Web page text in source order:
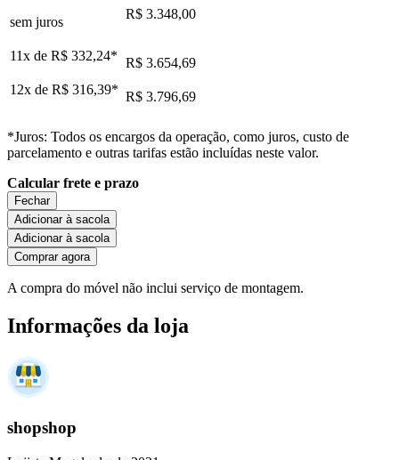
sem juros
R$ 3.348,00
11x de R$ 332,24* R$ 3.654,69
12x de R$ 316,39* R$ 3.796,69
*Juros: Todos os encargos da operação, como juros, custo de
parcelamento e outras tarifas estão incluídas neste valor.
Calcular frete e prazo
Fechar
Adicionar à sacola
Adicionar à sacola
Comprar agora
A compra do móvel não inclui serviço de montagem.
Informações da loja
shopshop